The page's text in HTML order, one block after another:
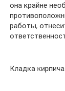
она крайне
работы,
Кладка